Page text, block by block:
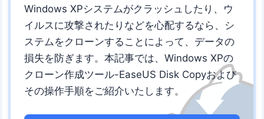
Windows XPシステムがクラッシュしたり、ウ
イルスに攻撃されたりなどを心配するなら、シ
ステムをクローンすることによって、データの
損失を防ぎます。本記事では、Windows XPの
クローン作成ツール-EaseUS Disk Copyおよび
その操作手順をご紹介いたします。